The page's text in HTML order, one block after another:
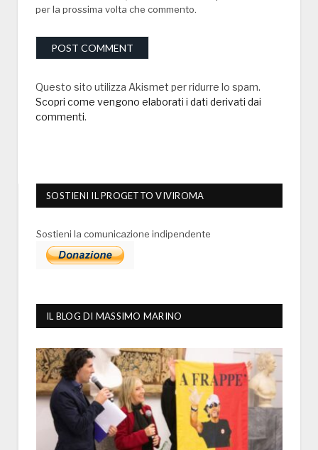
per la prossima volta che commento.
Questo sito utilizza Akismet per ridurre lo spam.
Scopri come vengono elaborati i dati derivati dai
commenti.
SOSTIENI IL PROGETTO VIVIROMA
Sostieni la comunicazione indipendente
IL BLOG DI MASSIMO MARINO